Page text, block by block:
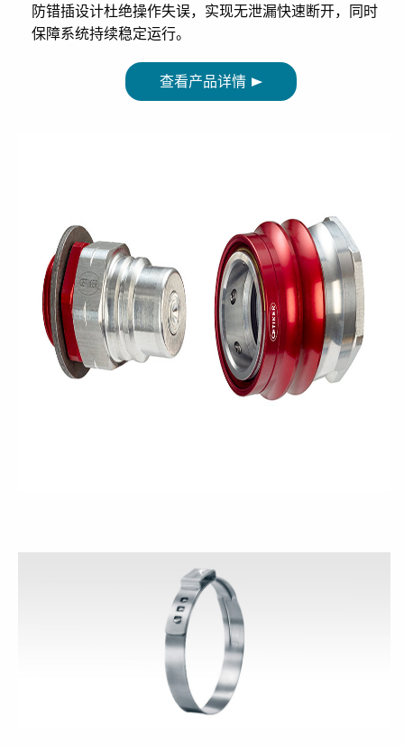
防错插设计杜绝操作失误，实现无泄漏快速断开，同时
保障系统持续稳定运行。
查看产品详情